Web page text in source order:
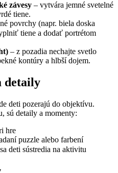
závesy – vytvára jemné svetelné
tiene.
povrchy (napr. biela doska
tiene a dodať portrétom
– z pozadia nechajte svetlo
kontúry a hlbší dojem.
detaily
deti pozerajú do objektívu.
sú detaily a momenty:
hre
puzzle alebo farbení
deti sústredia na aktivitu